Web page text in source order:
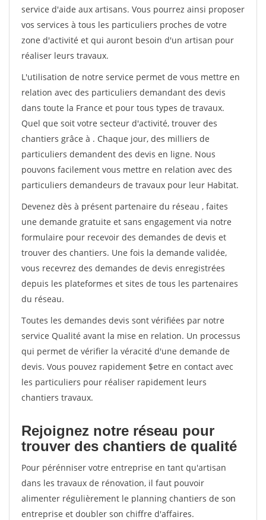
service d'aide aux artisans. Vous pourrez ainsi proposer
vos services à tous les particuliers proches de votre
zone d'activité et qui auront besoin d'un artisan pour
réaliser leurs travaux.
L'utilisation de notre service permet de vous mettre en
relation avec des particuliers demandant des devis
dans toute la France et pour tous types de travaux.
Quel que soit votre secteur d'activité, trouver des
chantiers grâce à . Chaque jour, des milliers de
particuliers demandent des devis en ligne. Nous
pouvons facilement vous mettre en relation avec des
particuliers demandeurs de travaux pour leur Habitat.
Devenez dès à présent partenaire du réseau , faites
une demande gratuite et sans engagement via notre
formulaire pour recevoir des demandes de devis et
trouver des chantiers. Une fois la demande validée,
vous recevrez des demandes de devis enregistrées
depuis les plateformes et sites de tous les partenaires
du réseau.
Toutes les demandes devis sont vérifiées par notre
service Qualité avant la mise en relation. Un processus
qui permet de vérifier la véracité d'une demande de
devis. Vous pouvez rapidement $etre en contact avec
les particuliers pour réaliser rapidement leurs
chantiers travaux.
Rejoignez notre réseau pour
trouver des chantiers de qualité
Pour pérénniser votre entreprise en tant qu'artisan
dans les travaux de rénovation, il faut pouvoir
alimenter régulièrement le planning chantiers de son
entreprise et doubler son chiffre d'affaires.